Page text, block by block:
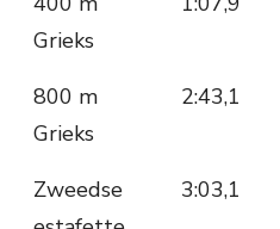
Grieks
800 m
Grieks
2:43,1
Zweedse
3:03,1